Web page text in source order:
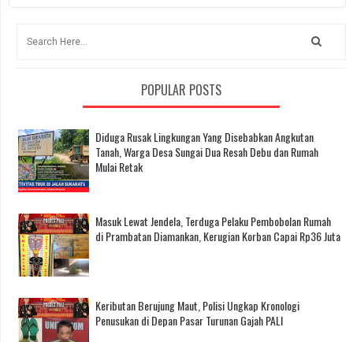
POPULAR POSTS
Diduga Rusak Lingkungan Yang Disebabkan Angkutan
Tanah, Warga Desa Sungai Dua Resah Debu dan Rumah
Mulai Retak
Masuk Lewat Jendela, Terduga Pelaku Pembobolan Rumah
di Prambatan Diamankan, Kerugian Korban Capai Rp36 Juta
Keributan Berujung Maut, Polisi Ungkap Kronologi
Penusukan di Depan Pasar Turunan Gajah PALI